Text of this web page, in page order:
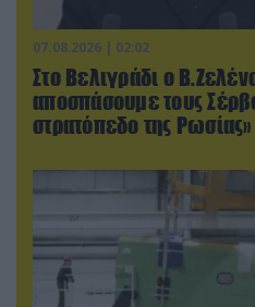
07.08.2026 | 02:02
Στο Βελιγράδι ο
αποσπάσουμε τους
στρατόπεδο της Ρωσίας»